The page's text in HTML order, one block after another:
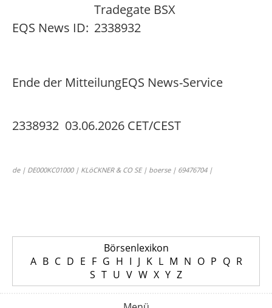
Tradegate BSX
EQS News ID: 2338932
Ende der MitteilungEQS News-Service
2338932 03.06.2026 CET/CEST
de | DE000KC01000 | KLöCKNER & CO SE | boerse | 69476704 |
Börsenlexikon
A B C D E F G H I J K L M N O P Q R
S T U V W X Y Z